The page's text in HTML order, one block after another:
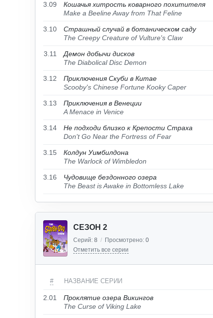
3.09
Кошачья хитрость коварного похитителя
Make a Beeline Away from That Feline
3.10
Страшный случай в ботаническом саду
The Creepy Creature of Vulture's Claw
3.11
Демон добычи дисков
The Diabolical Disc Demon
3.12
Приключения Скуби в Китае
Scooby's Chinese Fortune Kooky Caper
3.13
Приключения в Венеции
A Menace in Venice
3.14
Не подходи близко к Крепости Страха
Don't Go Near the Fortress of Fear
3.15
Колдун Уимбилдона
The Warlock of Wimbledon
3.16
Чудовище бездонного озера
The Beast is Awake in Bottomless Lake
СЕЗОН 2
Серий: 8 / Просмотрено: 0
Отметить все серии
# НАЗВАНИЕ СЕРИИ
2.01
Проклятие озера Викингов
The Curse of Viking Lake